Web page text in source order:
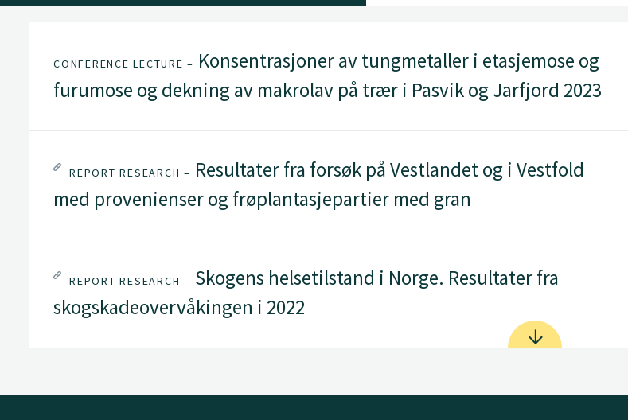
CONFERENCE LECTURE – Konsentrasjoner av tungmetaller i etasjemose og
furumose og dekning av makrolav på trær i Pasvik og Jarfjord 2023
REPORT RESEARCH – Resultater fra forsøk på Vestlandet og i Vestfold
med provenienser og frøplantasjepartier med gran
REPORT RESEARCH – Skogens helsetilstand i Norge. Resultater fra
skogskadeovervåkingen i 2022